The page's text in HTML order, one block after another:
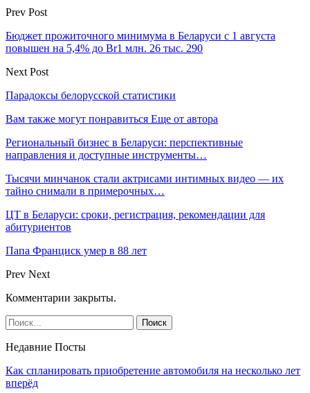
Prev Post
Бюджет прожиточного минимума в Беларуси с 1 августа
повышен на 5,4% до Br1 млн. 26 тыс. 290
Next Post
Парадоксы белорусской статистики
Вам также могут понравиться Еще от автора
Региональный бизнес в Беларуси: перспективные
направления и доступные инструменты…
Тысячи минчанок стали актрисами интимных видео — их
тайно снимали в примерочных…
ЦТ в Беларуси: сроки, регистрация, рекомендации для
абитуриентов
Папа Франциск умер в 88 лет
Prev Next
Комментарии закрыты.
Недавние Посты
Как спланировать приобретение автомобиля на несколько лет
вперёд